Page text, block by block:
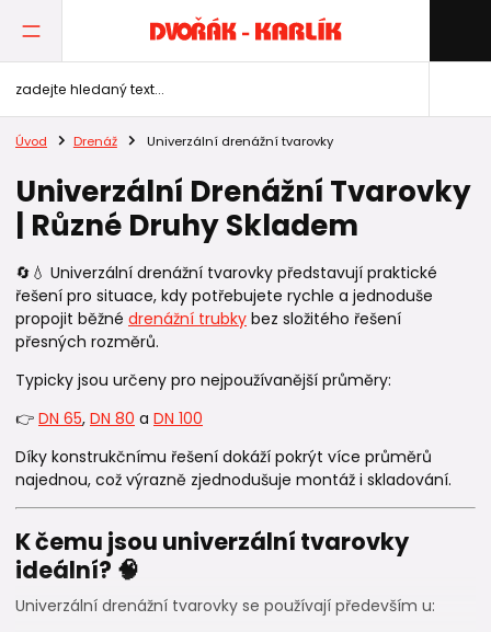
Úvod Drenáž Univerzální drenážní tvarovky
Univerzální Drenážní Tvarovky
| Různé Druhy Skladem
🔄💧 Univerzální drenážní tvarovky představují praktické
řešení pro situace, kdy potřebujete rychle a jednoduše
propojit běžné drenážní trubky bez složitého řešení
přesných rozměrů.
Typicky jsou určeny pro nejpoužívanější průměry:
👉 DN 65, DN 80 a DN 100
Díky konstrukčnímu řešení dokáží pokrýt více průměrů
najednou, což výrazně zjednodušuje montáž i skladování.
K čemu jsou univerzální tvarovky
ideální? 🧠
Univerzální drenážní tvarovky se používají především u: